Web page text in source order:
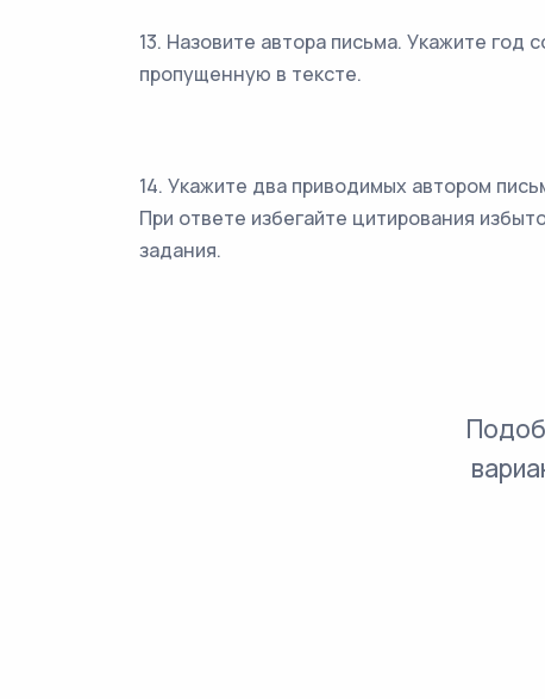
13. Назовите автора письма. Укажите
пропущенную в тексте.
14. Укажите два приводимых автором
При ответе избегайте цитирования
задания.